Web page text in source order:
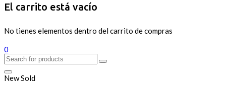
El carrito está vacío
No tienes elementos dentro del carrito de compras
0
NewSold